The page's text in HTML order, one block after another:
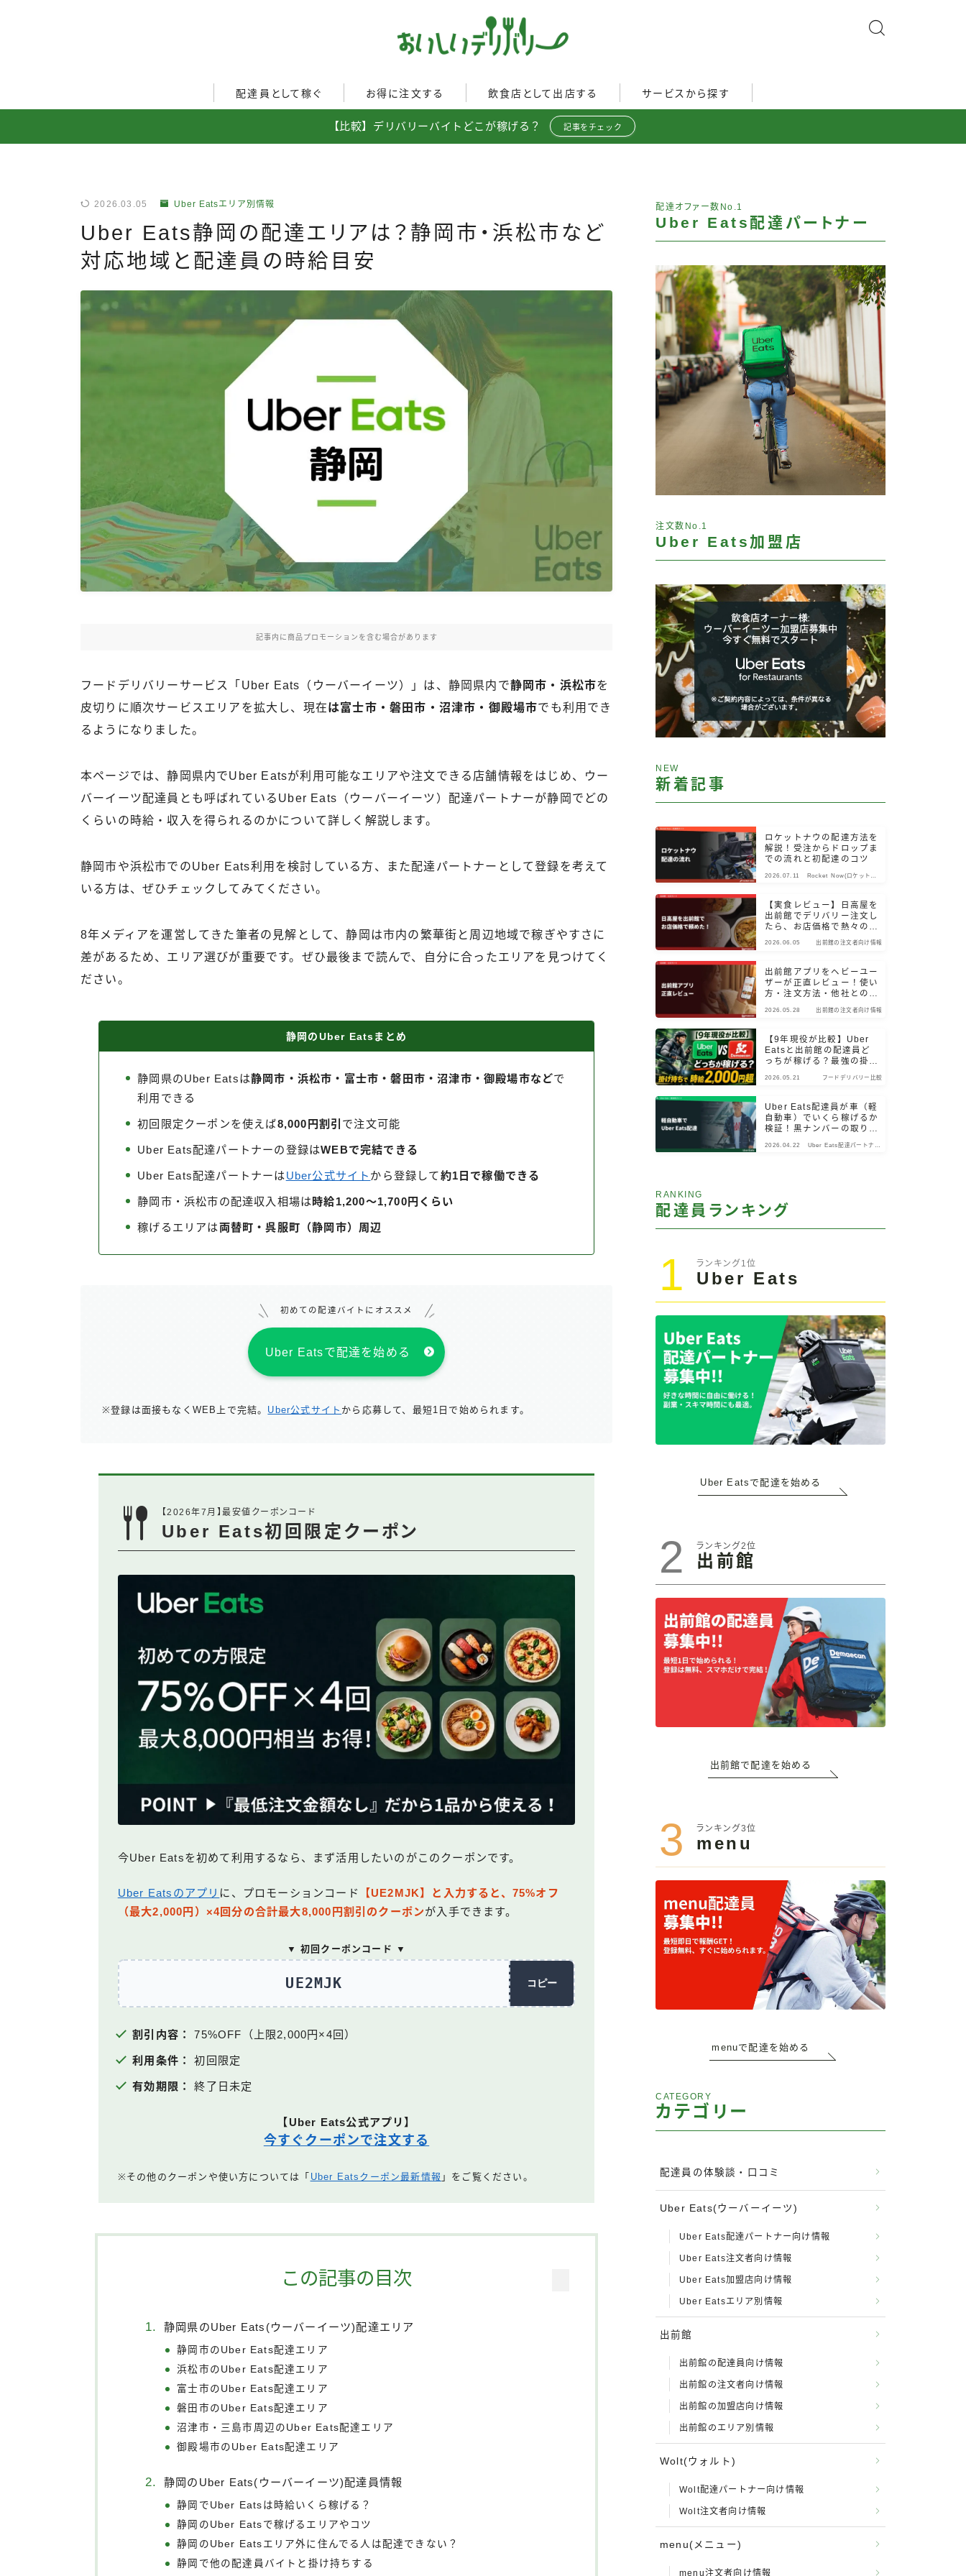
配達員として稼ぐ
配達員272人アンケート調査
お得に注文する
Uber Eatsの注文ガイド
フードデリバリークーポン比
較
飲食店として出店する
Uber Eats加盟店ガイド
サービスから探す
Uber Eats
【比較】デリバリーバイトどこが稼げる？ 記事をチェック
2026.03.05 Uber Eatsエリア別情報
Uber Eats静岡の配達エリアは？静岡市・浜松市など
対応地域と配達員の時給目安
記事内に商品プロモーションを含む場合があります
フードデリバリーサービス「Uber Eats（ウーバーイーツ）」は、静岡県内で静岡市・浜松市を
皮切りに順次サービスエリアを拡大し、現在は富士市・磐田市・沼津市・御殿場市でも利用でき
るようになりました。
本ページでは、静岡県内でUber Eatsが利用可能なエリアや注文できる店舗情報をはじめ、ウー
バーイーツ配達員とも呼ばれているUber Eats（ウーバーイーツ）配達パートナーが静岡でどの
くらいの時給・収入を得られるのかについて詳しく解説します。
静岡市や浜松市でのUber Eats利用を検討している方、また配達パートナーとして登録を考えて
いる方は、ぜひチェックしてみてください。
8年メディアを運営してきた筆者の見解として、静岡は市内の繁華街と周辺地域で稼ぎやすさに
差があるため、エリア選びが重要です。ぜひ最後まで読んで、自分に合ったエリアを見つけてく
ださい。
静岡のUber Eatsまとめ
静岡県のUber Eatsは静岡市・浜松市・富士市・磐田市・沼津市・御殿場市などで
利用できる
初回限定クーポンを使えば8,000円割引 で注文可能
Uber Eats配達パートナーの登録はWEBで完結できる
Uber Eats配達パートナーはUber公式サイト から登録して約1日で稼働できる
静岡市・浜松市の配達収入相場は時給1,200〜1,700円くらい
稼げるエリアは両替町・呉服町（静岡市）周辺
初めての配達バイトにオススメ
Uber Eatsで配達を始める
※登録は面接もなくWEB上で完結。 Uber公式サイト から応募して、最短1日で始められます。
【2026年7月】最安値クーポンコード
Uber Eats初回限定クーポン
今Uber Eatsを初めて利用するなら、まず活用したいのがこのクーポンです。
Uber Eatsのアプリ に、プロモーションコード
【UE2MJK】と入力すると、75%オフ
（最大2,000円）×4回分の合計最大8,000円割引のクーポンが入手できます。
▼ 初回クーポンコード ▼
UE2MJK コピー
割引内容： 75%OFF（上限2,000円×4回）
利用条件： 初回限定
有効期限： 終了日未定
【Uber Eats公式アプリ】
今すぐクーポンで注文する
※その他のクーポンや使い方については「 Uber Eatsクーポン最新情報 」をご覧ください。
この記事の目次
静岡県のUber Eats(ウーバーイーツ)配達エリア
静岡市のUber Eats配達エリア
浜松市のUber Eats配達エリア
富士市のUber Eats配達エリア
磐田市のUber Eats配達エリア
沼津市・三島市周辺のUber Eats配達エリア
御殿場市のUber Eats配達エリア
静岡のUber Eats(ウーバーイーツ)配達員情報
静岡でUber Eatsは時給いくら稼げる？
静岡のUber Eatsで稼げるエリアやコツ
静岡のUber Eatsエリア外に住んでる人は配達できない？
静岡で他の配達員バイトと掛け持ちする
配達オファー数No.1
Uber Eats配達パートナー
注文数No.1
Uber Eats加盟店
NEW
新着記事
ロケットナウの配達方法を
解説！受注からドロップま
での流れと初配達のコツ
2026.07.11
Rocket Now(ロケットナ
【実食レビュー】日高屋を
出前館でデリバリー注文し
たら、お店価格で熱々のま
2026.06.05 出前館の注文者向け情報
出前館アプリをヘビーユー
ザーが正直レビュー！使い
方・注文方法・他社との違
2026.05.28 出前館の注文者向け情報
【9年現役が比較】Uber
Eatsと出前館の配達員ど
っちが稼げる？最強の掛け
2026.05.21 フードデリバリー比較
Uber Eats配達員が車（軽
自動車）でいくら稼げるか
検証！黒ナンバーの取り
2026.04.22
Uber Eats配達パートナー
RANKING
配達員ランキング
1 ランキング1位
Uber Eats
Uber Eatsで配達を始める
2 ランキング2位
出前館
出前館で配達を始める
3 ランキング3位
menu
menuで配達を始める
CATEGORY
カテゴリー
配達員の体験談・口コミ
Uber Eats(ウーバーイーツ)
Uber Eats配達パートナー向け情報
Uber Eats注文者向け情報
Uber Eats加盟店向け情報
Uber Eatsエリア別情報
出前館
出前館の配達員向け情報
出前館の注文者向け情報
出前館の加盟店向け情報
出前館のエリア別情報
Wolt(ウォルト)
Wolt配達パートナー向け情報
Wolt注文者向け情報
menu(メニュー)
menu注文者向け情報